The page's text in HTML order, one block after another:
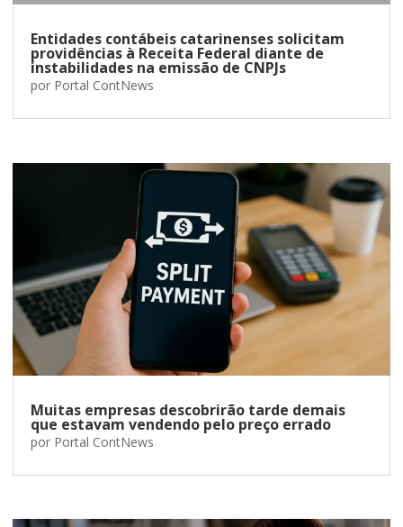
Entidades contábeis catarinenses solicitam
providências à Receita Federal diante de
instabilidades na emissão de CNPJs
por Portal ContNews
Muitas empresas descobrirão tarde demais
que estavam vendendo pelo preço errado
por Portal ContNews